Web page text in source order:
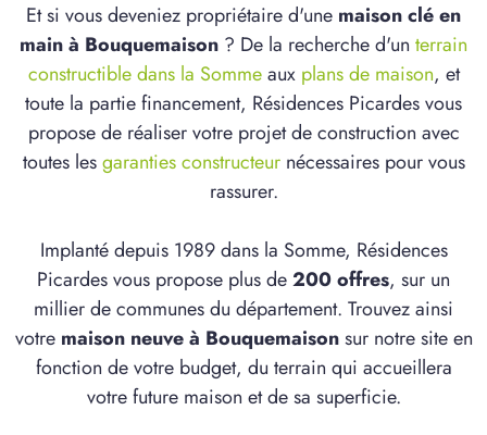
Et si vous deveniez propriétaire d'une maison clé en
main à Bouquemaison ? De la recherche d'un terrain
constructible dans la Sommeaux plans de maison, et
toute la partie financement, Résidences Picardes vous
propose de réaliser votre projet de construction avec
toutes lesgaranties constructeurnécessaires pour vous
rassurer.
Implanté depuis 1989 dans la Somme, Résidences
Picardes vous propose plus de200 offres, sur un
millier de communes du département. Trouvez ainsi
votre maison neuve à Bouquemaisonsur notre site en
fonction de votre budget, du terrain qui accueillera
votre future maison et de sa superficie.